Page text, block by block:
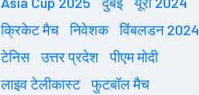
क्रिकेट मैच
निवेशक
विंबलडन 2024
टेनिस
उत्तर प्रदेश
पीएम मोदी
लाइव टेलीकास्ट
फुटबॉल मैच